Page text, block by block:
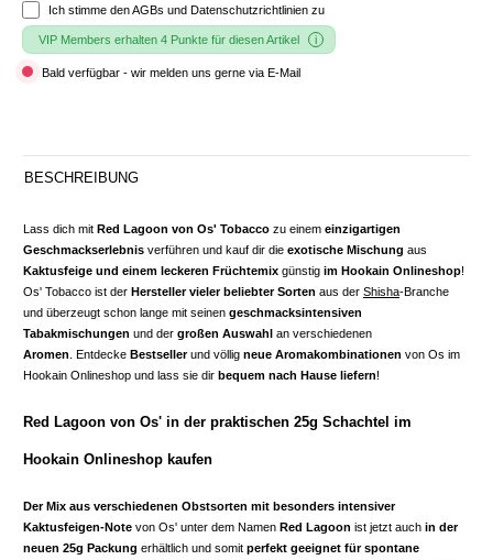
Ich stimme denAGBs und Datenschutzrichtlinien zu
VIP Members erhalten 4 Punkte für diesen Artikel
Bald verfügbar - wir melden uns gerne via E-Mail
BESCHREIBUNG
Lass dich mit Red Lagoon von Os' Tobacco zu einem einzigartigen
Geschmackserlebnis verführen und kauf dir die exotische Mischung aus
Kaktusfeige und einem leckeren Früchtemix günstig im Hookain Onlineshop!
Os' Tobacco ist der Hersteller vieler beliebter Sorten aus der Shisha-Branche
und überzeugt schon lange mit seinen geschmacksintensiven
Tabakmischungen und der großen Auswahl an verschiedenen
Aromen . Entdecke Bestsellerund völlig neue Aromakombinationen von Os im
Hookain Onlineshop und lass sie dir bequem nach Hause liefern!
Red Lagoon von Os' in der praktischen 25g Schachtel im
Hookain Onlineshop kaufen
Der Mix aus verschiedenen Obstsorten mit besonders intensiver
Kaktusfeigen-Note von Os' unter dem Namen Red Lagoon ist jetzt auch in der
neuen 25g Packung erhältlich und somit perfekt geeignet für spontane